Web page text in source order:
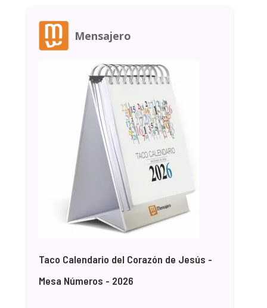
Mensajero
Taco Calendario del Corazón de Jesús -
Mesa Números - 2026